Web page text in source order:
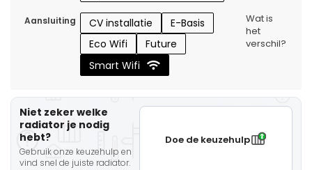
Aansluiting CV installatie
E-Basis
Eco Wifi
Future
Smart Wifi
Wat is
het
verschil?
Niet zeker welke
radiator je nodig
hebt?
Gebruik onze keuzehulp en
vind snel de juiste radiator.
Doe de keuzehulp